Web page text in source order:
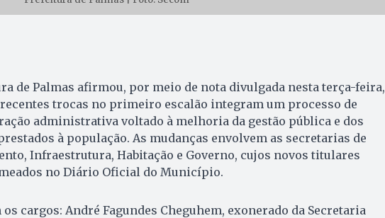
de Palmas afirmou, por meio de nota divulgada nesta terça-feira,
recentes trocas no primeiro escalão integram um processo de
administrativa voltado à melhoria da gestão pública e dos
à população. As mudanças envolvem as secretarias de
Infraestrutura, Habitação e Governo, cujos novos titulares
no Diário Oficial do Município.
cargos: André Fagundes Cheguhem, exonerado da Secretaria